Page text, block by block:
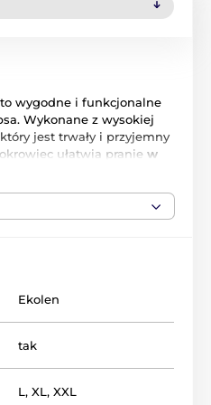
to wygodne i funkcjonalne
Wykonane z wysokiej
jest trwały i przyjemny
ułatwia pranie w
użytku.
w sobie elegancki
czemu jest idealnym
i praktycznym
swojemu psu miejsce,
Ekolen
tak
L, XL, XXL